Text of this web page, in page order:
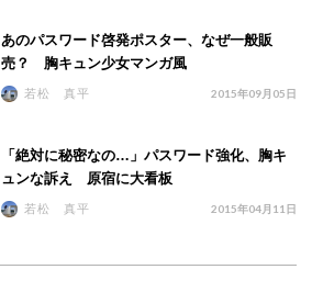
あのパスワード啓発ポスター、なぜ一般販
売？ 胸キュン少女マンガ風
若松 真平 2015年09月05日
「絶対に秘密なの…」パスワード強化、胸キ
ュンな訴え 原宿に大看板
若松 真平 2015年04月11日